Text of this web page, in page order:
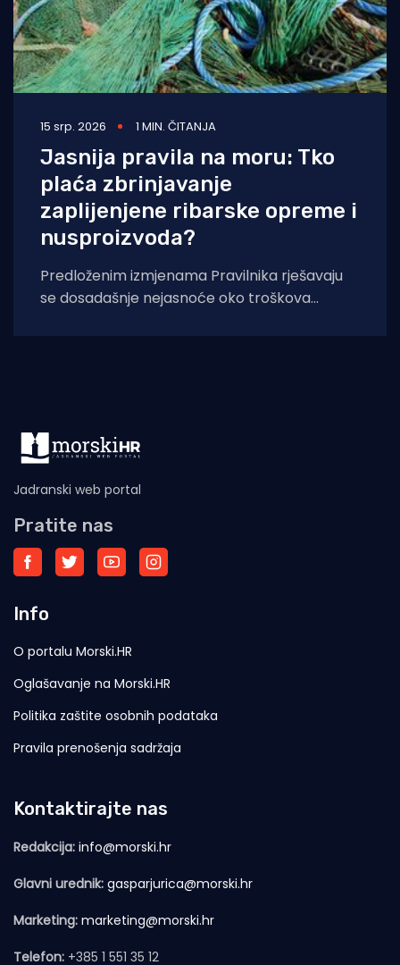
15 srp. 2026 1 MIN. ČITANJA
Jasnija pravila na moru: Tko
plaća zbrinjavanje
zaplijenjene ribarske opreme i
nusproizvoda?
Predloženim izmjenama Pravilnika rješavaju
se dosadašnje nejasnoće oko troškova
Jadranski web portal
Pratite nas
Info
O portalu Morski.HR
Oglašavanje na Morski.HR
Politika zaštite osobnih podataka
Pravila prenošenja sadržaja
Kontaktirajte nas
Redakcija: info@morski.hr
Glavni urednik: gasparjurica@morski.hr
Marketing: marketing@morski.hr
Telefon: +385 1 551 35 12